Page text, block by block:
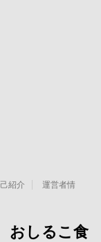
紹介
運営者情
おしるこ食